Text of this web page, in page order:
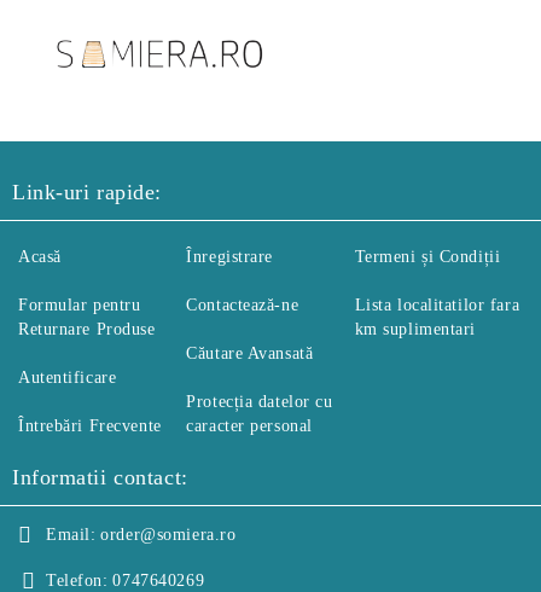
Link-uri rapide:
Acasă
Formular pentru
Returnare Produse
Autentificare
Întrebări Frecvente
Înregistrare
Contactează-ne
Căutare Avansată
Protecția datelor cu
caracter personal
Termeni și Condiții
Lista localitatilor fara
km suplimentari
Informatii contact:
Email: order@somiera.ro
Telefon: 0747640269